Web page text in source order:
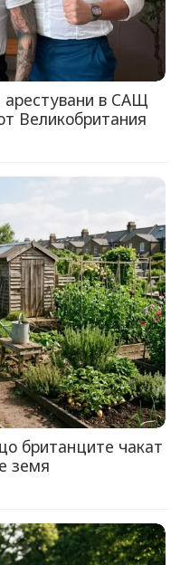
арестувани в САЩ
Великобритания
британците чакат
земя